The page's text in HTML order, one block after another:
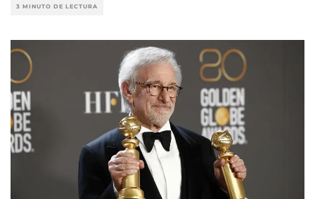
3 MINUTO DE LECTURA